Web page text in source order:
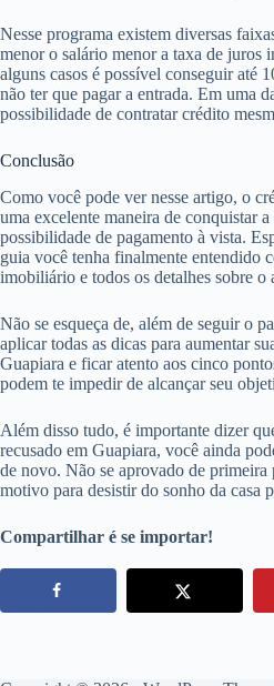
Nesse programa existem diversas
menor o salário menor a taxa de juros
alguns casos é possível conseguir até
não ter que pagar a entrada. Em uma
possibilidade de contratar crédito
Conclusão
Como você pode ver nesse artigo, o
uma excelente maneira de conquistar
possibilidade de pagamento à vista.
guia você tenha finalmente entendido
imobiliário e todos os detalhes sobre o
Não se esqueça de, além de seguir o
aplicar todas as dicas para aumentar
Guapiara e ficar atento aos cinco
podem te impedir de alcançar seu
Além disso tudo, é importante dizer
recusado em Guapiara, você ainda
de novo. Não se aprovado de primeira
motivo para desistir do sonho da casa
Compartilhar é se importar!